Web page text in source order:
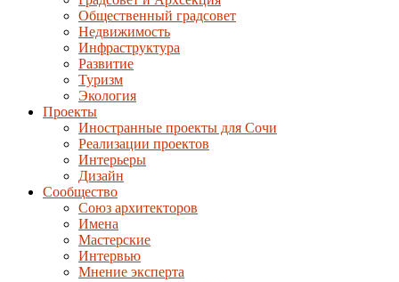
Общественный градсовет
Недвижимость
Инфраструктура
Развитие
Туризм
Экология
Проекты
Иностранные проекты для Сочи
Реализации проектов
Интерьеры
Дизайн
Сообщество
Союз архитекторов
Имена
Мастерские
Интервью
Мнение эксперта